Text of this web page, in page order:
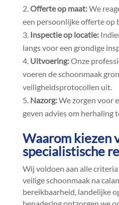
Offerte op maat:We
een persoonlijke offerte op
Inspectie op locatie:
langs voor een grondige
Uitvoering:Onze
voeren de schoonmaak
veiligheidsprotocollen uit.​
Nazorg:We zorgen voor
geven advies om herhaling
Waarom kiezen
specialistische
Wij voldoen aan alle
veilige schoonmaak na
bereikbaarheid, landelijke